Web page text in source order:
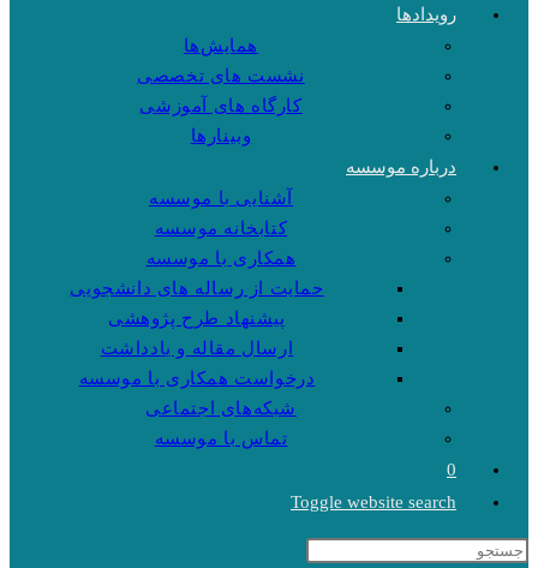
رویدادها
همایش‌ها
نشست های تخصصی
کارگاه های آموزشی
وبینارها
درباره موسسه
آشنایی با موسسه
کتابخانه موسسه
همکاری با موسسه
حمایت از رساله های دانشجویی
پیشنهاد طرح پژوهشی
ارسال مقاله و یادداشت
درخواست همکاری با موسسه
شبکه‌های اجتماعی
تماس با موسسه
0
Toggle website search